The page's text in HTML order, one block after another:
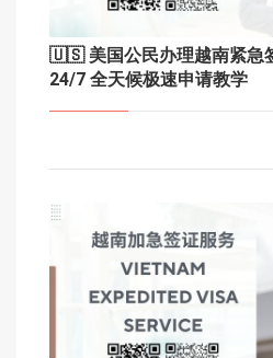
🇺🇸 美国公民办理越南紧急
24/7 全天候极速申请教学